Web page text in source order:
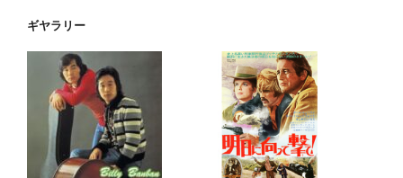
ギヤラリー